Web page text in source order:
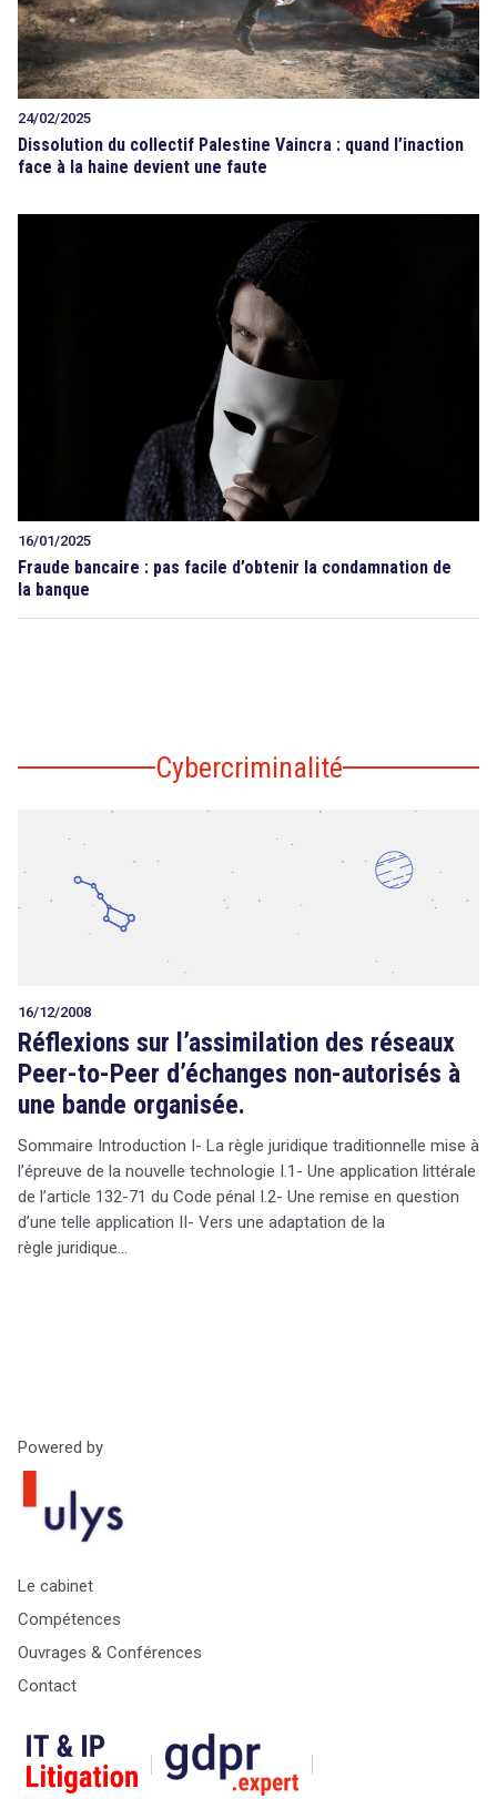
24/02/2025
Dissolution du collectif Palestine Vaincra : quand l’inaction
face à la haine devient une faute
16/01/2025
Fraude bancaire : pas facile d’obtenir la condamnation de
la banque
Cybercriminalité
16/12/2008
Réflexions sur l’assimilation des réseaux
Peer-to-Peer d’échanges non-autorisés à
une bande organisée.
Sommaire Introduction I- La règle juridique traditionnelle mise à
l’épreuve de la nouvelle technologie I.1- Une application littérale
de l’article 132-71 du Code pénal I.2- Une remise en question
d’une telle application II- Vers une adaptation de la
règle juridique…
Powered by
Le cabinet
Compétences
Ouvrages & Conférences
Contact